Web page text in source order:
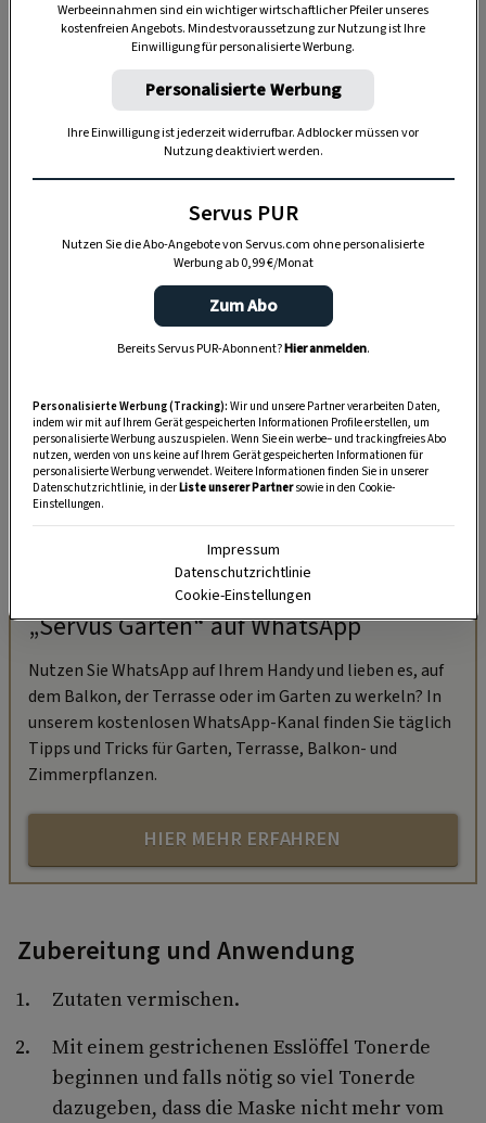
Akzeptiere bitte die Drittanbieter-Cookies, um diesen Inhalt
zu sehen.
COOKIE-EINSTELLUNGEN
„Servus Garten“ auf WhatsApp
Nutzen Sie WhatsApp auf Ihrem Handy und lieben es, auf
dem Balkon, der Terrasse oder im Garten zu werkeln? In
unserem kostenlosen WhatsApp-Kanal finden Sie täglich
Tipps und Tricks für Garten, Terrasse, Balkon- und
Zimmerpflanzen.
HIER MEHR ERFAHREN
Zubereitung und Anwendung
Zutaten vermischen.
Mit einem gestrichenen Esslöffel Tonerde
beginnen und falls nötig so viel Tonerde
dazugeben, dass die Maske nicht mehr vom
Werbeeinnahmen sind ein wichtiger wirtschaftlicher Pfeiler unseres
kostenfreien Angebots. Mindestvoraussetzung zur Nutzung ist Ihre
Einwilligung für personalisierte Werbung.
Personalisierte Werbung
Ihre Einwilligung ist jederzeit widerrufbar. Adblocker müssen vor
Nutzung deaktiviert werden.
Servus PUR
Nutzen Sie die Abo-Angebote von Servus.com ohne personalisierte
Werbung ab 0,99 €/Monat
Zum Abo
Bereits Servus PUR-Abonnent?Hier anmelden.
Personalisierte Werbung (Tracking): Wir und unsere Partner verarbeiten Daten,
indem wir mit auf Ihrem Gerät gespeicherten Informationen Profile erstellen, um
personalisierte Werbung auszuspielen. Wenn Sie ein werbe– und trackingfreies Abo
nutzen, werden von uns keine auf Ihrem Gerät gespeicherten Informationen für
personalisierte Werbung verwendet. Weitere Informationen finden Sie in unserer
Datenschutzrichtlinie, in derListe unserer Partnersowie in den Cookie-
Einstellungen.
Impressum
Datenschutzrichtlinie
Cookie-Einstellungen